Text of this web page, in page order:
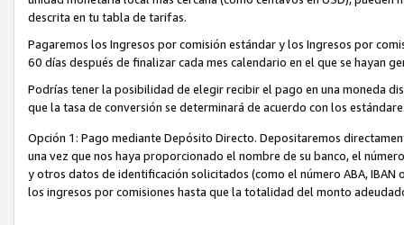
descrita en tu tabla de tarifas.
Pagaremos los Ingresos por comisión estándar y los Ingresos por
60 días después de finalizar cada mes calendario en el que se hayan
Podrías tener la posibilidad de elegir recibir el pago en una moneda
que la tasa de conversión se determinará de acuerdo con los
Opción 1: Pago mediante Depósito Directo. Depositaremos
una vez que nos haya proporcionado el nombre de su banco, el
y otros datos de identificación solicitados (como el número ABA,
los ingresos por comisiones hasta que la totalidad del monto